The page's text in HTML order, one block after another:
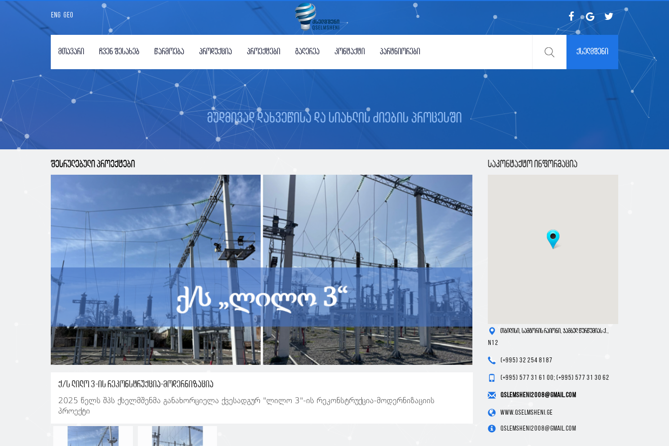
ENG GEO
მთავარი ჩვენ შესახებ წარმოება პროდუქცია პროექტები გალერეა კონტაქტი პარტნიორები ქსელმშენი
მუდმივად დახვეწისა და სიახლის ძიების პროცესში
შესრულებული პროექტები
ქ/ს ლილო 3-ის რეკონსტრუქცია-მოდერნიზაცია
2025 წელს შპს ქსელმშენმა განახორციელა ქვესადგურ "ლილო 3"-ის რეკონსტრუქცია-მოდერნიზაციის
პროექტი
საკონტაქტო ინფორმაცია
თბილისი, სამგორის რაიონი, ჯამბულ წურწუმიას ქ.,
N12
(+995) 32 254 8187
(+995) 577 31 61 00; (+995) 577 31 30 62
qslemsheni2008@gmail.com
www.qselmsheni.ge
qslemsheni2008@gmail.com